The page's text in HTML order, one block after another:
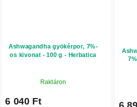
Ashwagandha gyökérpor, 7%-
os kivonat - 100 g - Herbatica
Raktáron
6 040 Ft